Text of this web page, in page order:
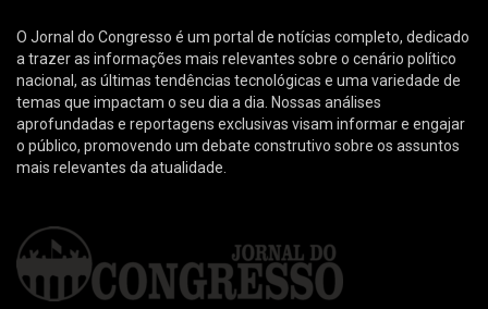
O Jornal do Congresso é um portal de notícias completo, dedicado
a trazer as informações mais relevantes sobre o cenário político
nacional, as últimas tendências tecnológicas e uma variedade de
temas que impactam o seu dia a dia. Nossas análises
aprofundadas e reportagens exclusivas visam informar e engajar
o público, promovendo um debate construtivo sobre os assuntos
mais relevantes da atualidade.